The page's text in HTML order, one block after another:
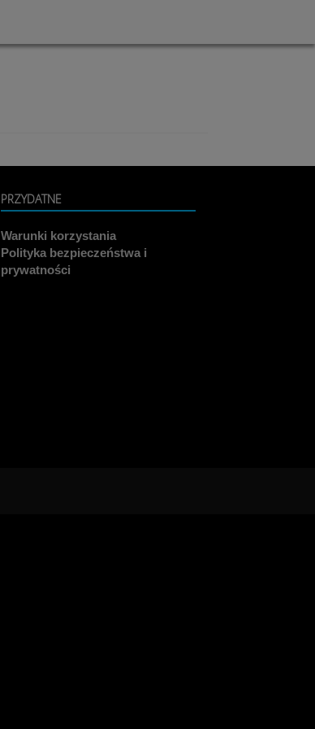
PRZYDATNE
Warunki korzystania
Polityka bezpieczeństwa i
prywatności